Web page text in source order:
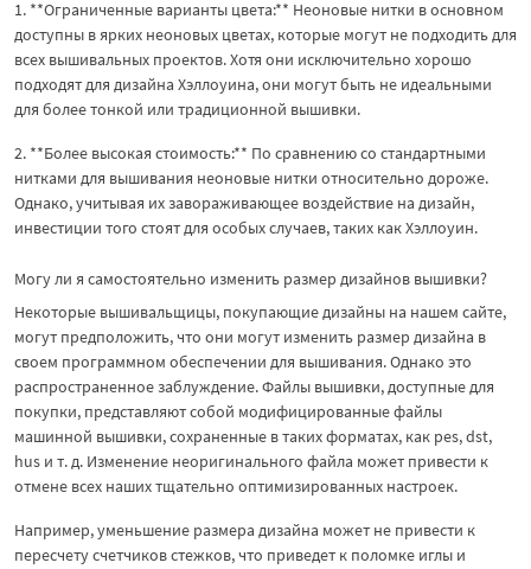
1. **Ограниченные варианты цвета:** Неоновые нитки в основном
доступны в ярких неоновых цветах, которые могут не подходить для
всех вышивальных проектов. Хотя они исключительно хорошо
подходят для дизайна Хэллоуина, они могут быть не идеальными
для более тонкой или традиционной вышивки.
2. **Более высокая стоимость:** По сравнению со стандартными
нитками для вышивания неоновые нитки относительно дороже.
Однако, учитывая их завораживающее воздействие на дизайн,
инвестиции того стоят для особых случаев, таких как Хэллоуин.
Могу ли я самостоятельно изменить размер дизайнов вышивки?
Некоторые вышивальщицы, покупающие дизайны на нашем сайте,
могут предположить, что они могут изменить размер дизайна в
своем программном обеспечении для вышивания. Однако это
распространенное заблуждение. Файлы вышивки, доступные для
покупки, представляют собой модифицированные файлы
машинной вышивки, сохраненные в таких форматах, как pes, dst,
hus и т. д. Изменение неоригинального файла может привести к
отмене всех наших тщательно оптимизированных настроек.
Например, уменьшение размера дизайна может не привести к
пересчету счетчиков стежков, что приведет к поломке иглы и